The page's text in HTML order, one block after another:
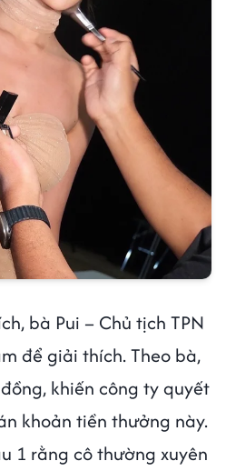
bà Pui – Chủ tịch TPN
để giải thích. Theo bà,
khiến công ty quyết
khoản tiền thưởng này.
1 rằng cô thường xuyên